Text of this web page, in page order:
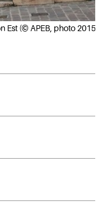
(© APEB, photo 2015).